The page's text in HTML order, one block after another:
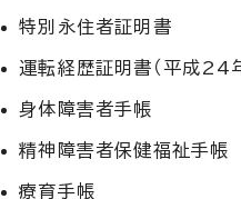
特別永住者証明書
運転経歴証明書（平成24
身体障害者手帳
精神障害者保健福祉手帳
療育手帳